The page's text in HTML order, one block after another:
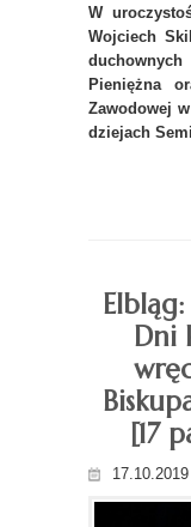
W
Wojciech
Pieniężna
Zawodowej
dziejach
Dni
[17
17.10.2019